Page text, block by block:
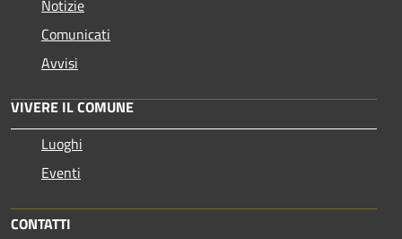
Notizie
Comunicati
Avvisi
VIVERE IL COMUNE
Luoghi
Eventi
CONTATTI